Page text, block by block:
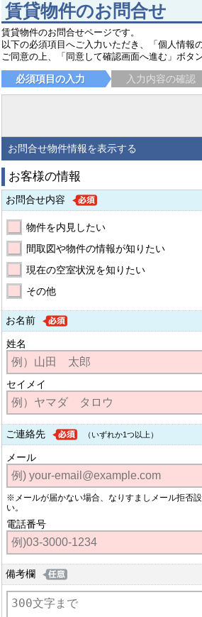
賃貸物件のお問合せ
賃貸物件のお問合せページです。
以下の必須項目へご入力いただき、「個人情報
ご同意の上、「同意して確認画面へ進む」ボタ
必須項目の入力 入力内容の確認
お問合せ物件情報を表示する
お客様の情報
お問合せ内容
物件を内見したい
間取図や物件の情報が知りたい
現在の空室状況を知りたい
その他
お名前
姓名
セイメイ
ご連絡先 （いずれか1つ以上）
メール
※メールが届かない場合、なりすましメール拒否
い。
電話番号
備考欄